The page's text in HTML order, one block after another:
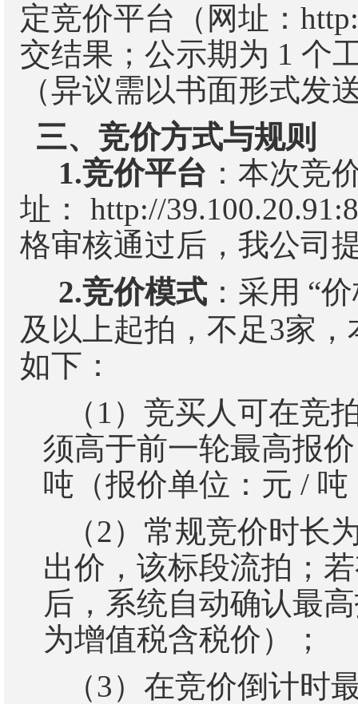
定竞价平台（网址：
交结果；公示期为 1 个
（异议需以书面形式发
三、竞价方式与规则
1.竞价平台 ：本次竞
址：
http://
格审核通过后 ，我公司
2.竞价模式 ：采用 “
及以上起拍，不足3家，
如下：
（ 1 ） 竞买人可在竞
须高于前一轮最高报
吨（报价单位：元 / 吨
（2） 常规竞价时长
出价，该标段流拍；
后，系统自动确认最
为增值税含税价）
；
（3） 在竞价倒计时